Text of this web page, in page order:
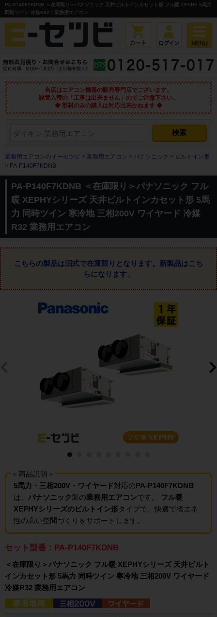
PA-P140F7KDNB ＜在庫限り＞パナソニック 天井ビルトインカセット形 フル暖 XEPHY 5馬力
同時ツイン 冷媒R32｜業務用エアコン
当店はエアコン機器の販売専門店でございます。
設置入替の「工事は出来ません」のでご注意下さい。
◆ 部材のみの購入は対応出来かねます ◆
業務用エアコンのイーセツビ > 業務用エアコン > パナソニック > ビルトイン形
> PA-P140F7KDNB
PA-P140F7KDNB ＜在庫限り＞パナソニック フル
暖 XEPHYシリーズ 天井ビルトインカセット形 5馬
力 同時ツイン 寒冷地 三相200V ワイヤード 冷媒
R32 業務用エアコン
こちらの製品は旧式で在庫限りとなります。 新製品はこち
らになります。
＜商品説明＞
5馬力・三相200V・ワイヤード対応のPA-P140F7KDNB
は、 パナソニック製の業務用エアコンです。
フル暖
XEPHYシリーズのビルトイン形タイプで、快適で省エネ
性の高い空間づくりをサポートします。
セット型番：PA-P140F7KDNB
＜在庫限り＞パナソニック フル暖 XEPHYシリーズ 天井ビルト
インカセット形 5馬力 同時ツイン 寒冷地 三相200V ワイヤード
冷媒R32 業務用エアコン